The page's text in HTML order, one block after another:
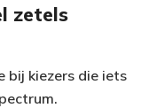
zetels
bij kiezers die iets